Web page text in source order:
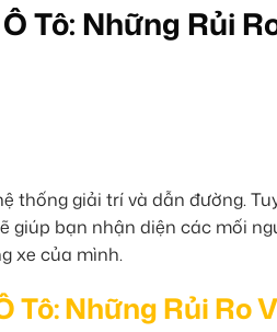
Tô: Những Rủi
thống giải trí và dẫn đường.
giúp bạn nhận diện các mối
xe của mình.
Tô: Những Rủi Ro